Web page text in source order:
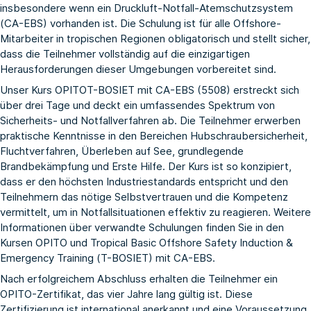
insbesondere wenn ein Druckluft-Notfall-Atemschutzsystem
(CA-EBS) vorhanden ist. Die Schulung ist für alle Offshore-
Mitarbeiter in tropischen Regionen obligatorisch und stellt sicher,
dass die Teilnehmer vollständig auf die einzigartigen
Herausforderungen dieser Umgebungen vorbereitet sind.
Unser Kurs OPITOT-BOSIET mit CA-EBS (5508) erstreckt sich
über drei Tage und deckt ein umfassendes Spektrum von
Sicherheits- und Notfallverfahren ab. Die Teilnehmer erwerben
praktische Kenntnisse in den Bereichen Hubschraubersicherheit,
Fluchtverfahren, Überleben auf See, grundlegende
Brandbekämpfung und Erste Hilfe. Der Kurs ist so konzipiert,
dass er den höchsten Industriestandards entspricht und den
Teilnehmern das nötige Selbstvertrauen und die Kompetenz
vermittelt, um in Notfallsituationen effektiv zu reagieren. Weitere
Informationen über verwandte Schulungen finden Sie in den
Kursen OPITO und Tropical Basic Offshore Safety Induction &
Emergency Training (T-BOSIET) mit CA-EBS.
Nach erfolgreichem Abschluss erhalten die Teilnehmer ein
OPITO-Zertifikat, das vier Jahre lang gültig ist. Diese